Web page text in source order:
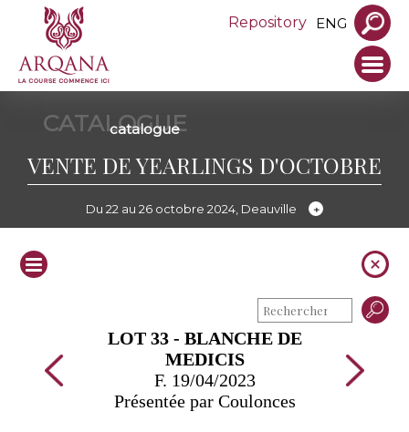
Repository ENG
CATALOGUE
catalogue
VENTE DE YEARLINGS D'OCTOBRE
Du 22 au 26 octobre 2024, Deauville
LOT 33 - BLANCHE DE
MEDICIS
F. 19/04/2023
Présentée par Coulonces